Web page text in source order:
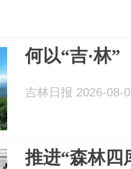
何以“吉·林”
吉林日报 2026-08-
推进“森林四